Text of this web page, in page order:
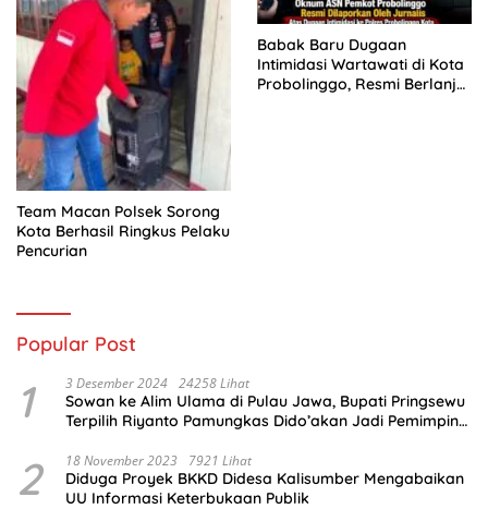
Team Macan Polsek Sorong
Kota Berhasil Ringkus Pelaku
Pencurian
Babak Baru Dugaan
Intimidasi Wartawati di Kota
Probolinggo, Resmi Berlanjut
Popular Post
1 3 Desember 2024 24258 Lihat
Sowan ke Alim Ulama di Pulau Jawa, Bupati Pringsewu
Terpilih Riyanto Pamungkas Dido’akan Jadi Pemimpin
2 18 November 2023 7921 Lihat
Diduga Proyek BKKD Didesa Kalisumber Mengabaikan
UU Informasi Keterbukaan Publik